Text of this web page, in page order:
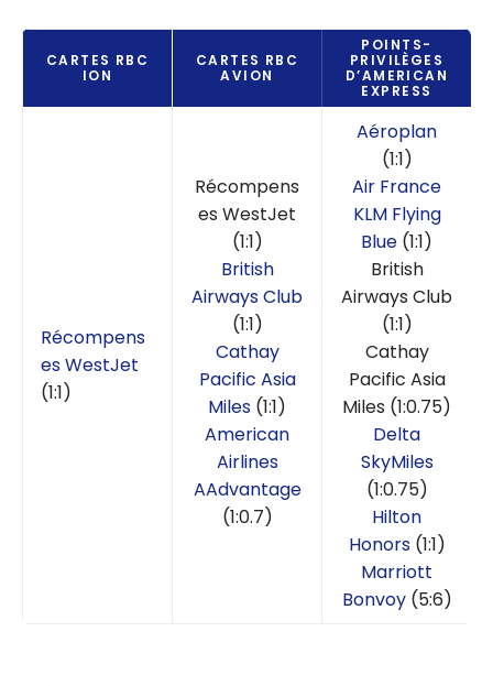
CARTES RBC
ION
CARTES RBC
AVION
POINTS-
PRIVILÈGES
D’AMERICAN
EXPRESS
Récompens
es WestJet
(1:1)
Récompens
es WestJet
(1:1)
British
Airways Club
(1:1)
Cathay
Pacific Asia
Miles (1:1)
American
Airlines
AAdvantage
(1:0.7)
Aéroplan
(1:1)
Air France
KLM Flying
Blue (1:1)
British
Airways Club
(1:1)
Cathay
Pacific Asia
Miles (1:0.75)
Delta
SkyMiles
(1:0.75)
Hilton
Honors(1:1)
Marriott
Bonvoy(5:6)